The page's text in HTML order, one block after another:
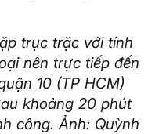
trục trặc với tính
nên trực tiếp đến
10 (TP HCM)
khoảng 20 phút
công. Ảnh: Quỳnh